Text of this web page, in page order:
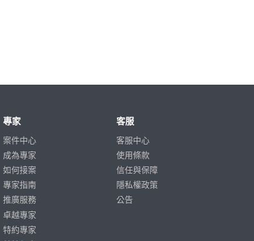
專家
案件中心
成為專家
如何接案
專家指南
推廣服務
卓越專家
特約專家
客服
客服中心
使用條款
信任與保障
隱私權政策
公告